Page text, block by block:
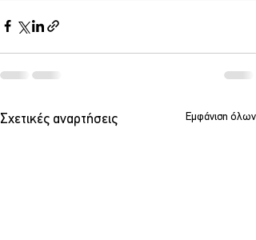
Σχετικές αναρτήσεις Εμφάνιση όλων